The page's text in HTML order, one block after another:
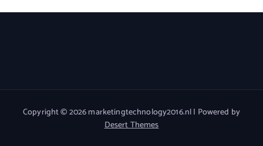
Copyright © 2026 marketingtechnology2016.nl | Powered by
Desert Themes